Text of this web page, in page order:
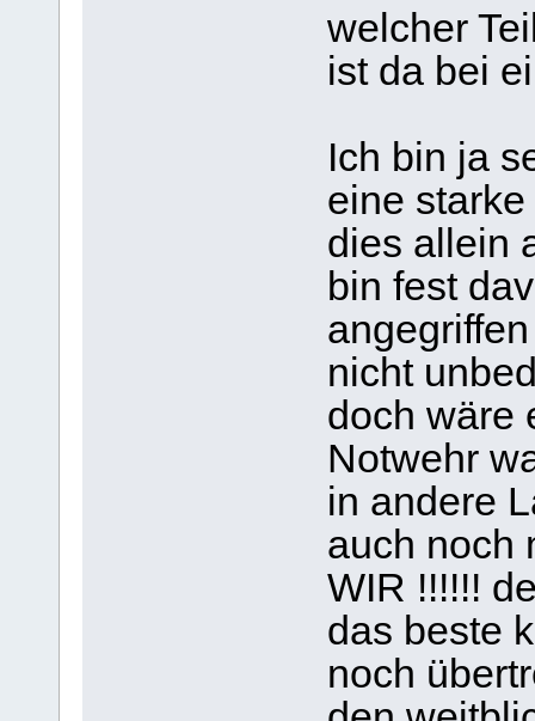
welcher
ist da bei
Ich bin ja
eine
dies allein
bin fest
nicht
doch wäre
Notwehr
in andere
auch noch
WIR !!!!!!
das beste
noch